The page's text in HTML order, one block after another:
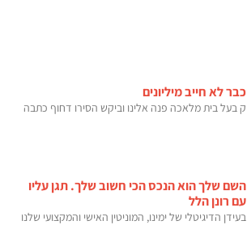
כבר לא חייב מיליונים
ק בעל בית מלאכה פנה אלינו וביקש הסירו דחוף כתבה
השם שלך הוא הנכס הכי חשוב שלך. תגן עליו
עם רונן הלל
בעידן הדיגיטלי של ימינו, המוניטין האישי והמקצועי שלנו